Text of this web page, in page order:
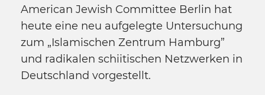
American Jewish Committee Berlin hat
heute eine neu aufgelegte Untersuchung
zum „Islamischen Zentrum Hamburg”
und radikalen schiitischen Netzwerken in
Deutschland vorgestellt.